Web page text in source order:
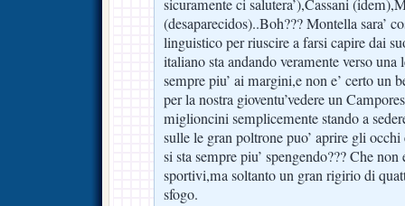
sicuramente ci salutera’),Cassani
(desaparecidos)..Boh??? Montella sara’
linguistico per riuscire a farsi capire dai
italiano sta andando veramente verso
sempre piu’ ai margini,e non e’ certo un
per la nostra gioventu’vedere un
miglioncini semplicemente stando a
sulle le gran poltrone puo’ aprire gli
si sta sempre piu’ spengendo??? Che
sportivi,ma soltanto un gran rigirio di
sfogo.